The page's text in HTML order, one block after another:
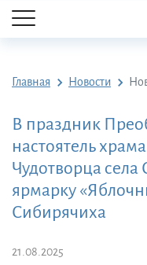
Главная Новости
В праздник
настоятель
Чудотворца
ярмарку
Сибирячиха
21.08.2025